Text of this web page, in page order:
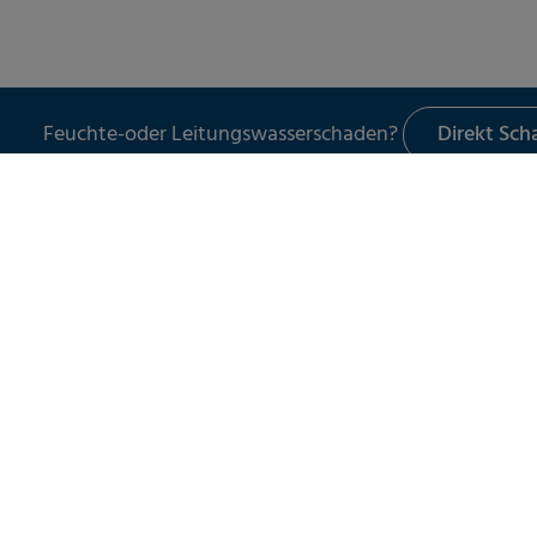
Feuchte-oder Leitungswasserschaden? Direkt